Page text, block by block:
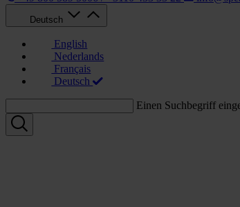
Deutsch
English
Nederlands
Français
Deutsch
Einen Suchbegriff